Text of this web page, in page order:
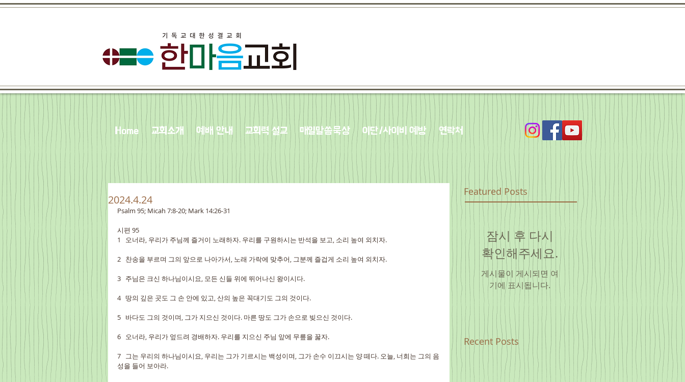
Home 교회소개 예배 안내 교회력 설교 매일말씀묵상 이단/사이비 예방 연락처
2024.4.24
Psalm 95; Micah 7:8-20; Mark 14:26-31
시편 95
1   오너라, 우리가 주님께 즐거이 노래하자. 우리를 구원하시는 반석을 보고, 소리 높여 외치자.
2   찬송을 부르며 그의 앞으로 나아가서, 노래 가락에 맞추어, 그분께 즐겁게 소리 높여 외치자.
3   주님은 크신 하나님이시요, 모든 신들 위에 뛰어나신 왕이시다.
4   땅의 깊은 곳도 그 손 안에 있고, 산의 높은 꼭대기도 그의 것이다.
5   바다도 그의 것이며, 그가 지으신 것이다. 마른 땅도 그가 손으로 빚으신 것이다.
6   오너라, 우리가 엎드려 경배하자. 우리를 지으신 주님 앞에 무릎을 꿇자.
7   그는 우리의 하나님이시요, 우리는 그가 기르시는 백성이며, 그가 손수 이끄시는 양 떼다. 오늘, 너희는 그의 음
성을 들어 보아라.
Featured Posts
잠시 후 다시
확인해주세요.
게시물이 게시되면 여
기에 표시됩니다.
Recent Posts